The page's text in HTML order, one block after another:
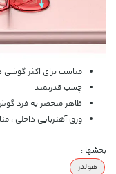
مناسب برای اکثر
چسب قدرتمند
ظاهر منحصر به فرد
ورق آهنربایی داخلی ،
بخشها :
هولدر